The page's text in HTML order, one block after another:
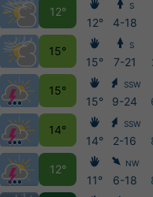
12°
15°
15°
14°
12°
12°
15°
15°
14°
11°
S
4-18
S
7-21
SSW
9-24
SSW
2-16
NW
6-18